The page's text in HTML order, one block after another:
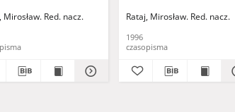
Mirosław. Red. nacz.
Rataj, Mirosław. Red. nacz.
1996
czasopisma